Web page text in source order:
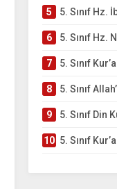
5 5. Sınıf Hz.
6 5. Sınıf Hz.
7 5. Sınıf Kur’an-ı
8 5. Sınıf Allah’ın
9 5. Sınıf Din Kültürü
10 5. Sınıf Kur’an-ı